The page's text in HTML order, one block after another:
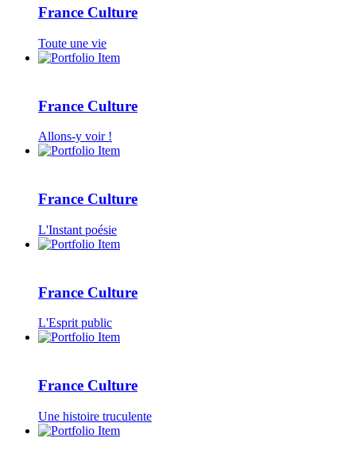
France Culture
Toute une vie
France Culture
Allons-y voir !
France Culture
L'Instant poésie
France Culture
L'Esprit public
France Culture
Une histoire truculente